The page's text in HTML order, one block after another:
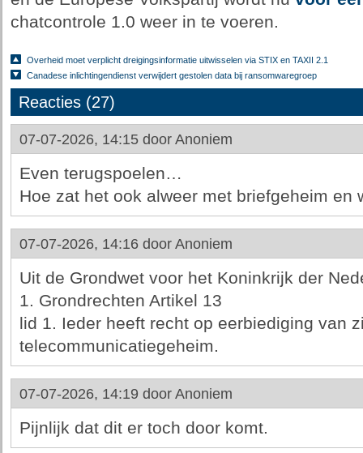
chatcontrole 1.0 weer in te voeren.
Overheid moet verplicht dreigingsinformatie uitwisselen via STIX en TAXII 2.1
Canadese inlichtingendienst verwijdert gestolen data bij ransomwaregroep
Reacties (27)
07-07-2026, 14:15 door Anoniem
Even terugspoelen…
Hoe zat het ook alweer met briefgeheim en
07-07-2026, 14:16 door Anoniem
Uit de Grondwet voor het Koninkrijk der
1. Grondrechten Artikel 13
lid 1. Ieder heeft recht op eerbiediging van
telecommunicatiegeheim.
07-07-2026, 14:19 door Anoniem
Pijnlijk dat dit er toch door komt.